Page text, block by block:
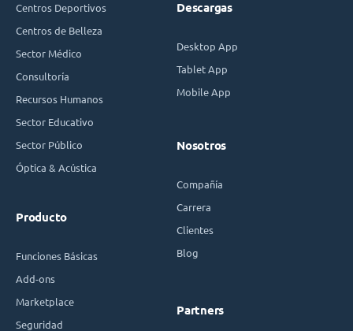
Centros Deportivos
Centros de Belleza
Sector Médico
Consultoría
Recursos Humanos
Sector Educativo
Sector Público
Óptica & Acústica
Producto
Funciones Básicas
Add-ons
Marketplace
Seguridad
Descargas
Desktop App
Tablet App
Mobile App
Nosotros
Compañía
Carrera
Clientes
Blog
Partners